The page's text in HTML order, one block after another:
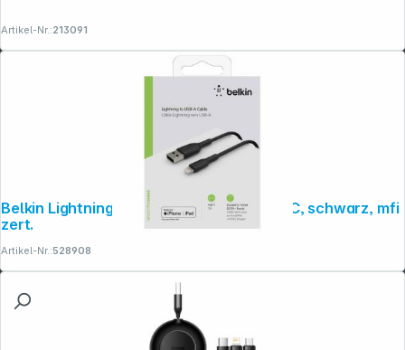
Artikel-Nr.:213091
Belkin Lightning Lade/Sync Kabel 3m, PVC, schwarz, mfi
zert.
Artikel-Nr.:528908